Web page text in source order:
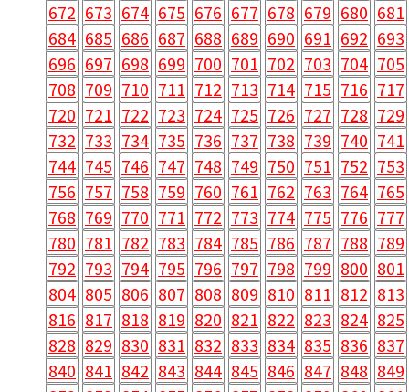
672 673 674 675 676 677 678 679 680 681
684 685 686 687 688 689 690 691 692 693
696 697 698 699 700 701 702 703 704 705
708 709 710 711 712 713 714 715 716 717
720 721 722 723 724 725 726 727 728 729
732 733 734 735 736 737 738 739 740 741
744 745 746 747 748 749 750 751 752 753
756 757 758 759 760 761 762 763 764 765
768 769 770 771 772 773 774 775 776 777
780 781 782 783 784 785 786 787 788 789
792 793 794 795 796 797 798 799 800 801
804 805 806 807 808 809 810 811 812 813
816 817 818 819 820 821 822 823 824 825
828 829 830 831 832 833 834 835 836 837
840 841 842 843 844 845 846 847 848 849